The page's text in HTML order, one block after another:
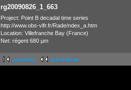
rg20090826_1_663
Project: Point B decadal time series
http://www.obs-vlfr.fr/Rade/ndex_a.htm
Location: Villefranche Bay (France)
Net: régent 680 µm
première précédente